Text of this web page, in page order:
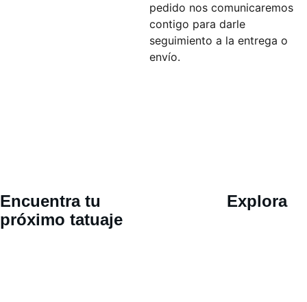
pedido nos comunicaremos
contigo para darle
seguimiento a la entrega o
envío.
Explora
Encuentra tu
próximo tatuaje